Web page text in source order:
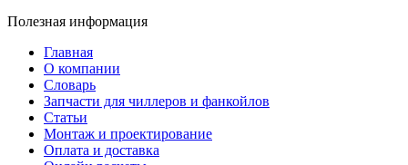
Полезная информация
Главная
О компании
Словарь
Запчасти для чиллеров и фанкойлов
Статьи
Монтаж и проектирование
Оплата и доставка